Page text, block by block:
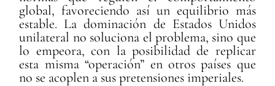
global, favoreciendo así un equilibrio más
estable. La dominación de Estados Unidos
unilateral no soluciona el problema, sino que
lo empeora, con la posibilidad de replicar
esta misma “operación” en otros países que
no se acoplen a sus pretensiones imperiales.